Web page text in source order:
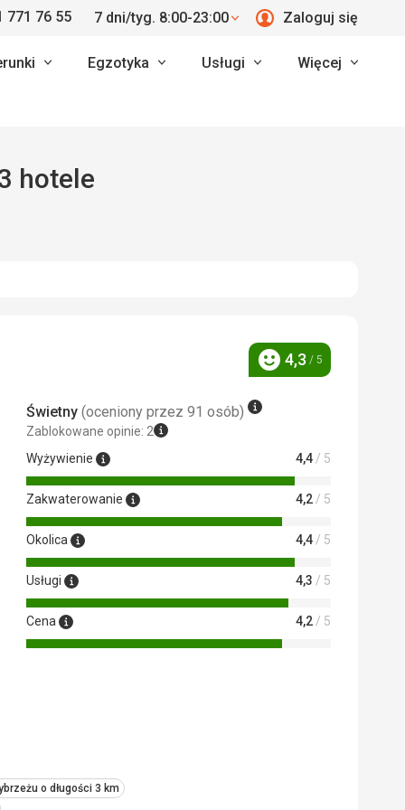
771 76 55 7 dni/tyg. 8:00-23:00 Zaloguj się
Egzotyka Usługi Więcej
hotele
Ocena
4,3 / 5
Świetny (oceniony przez 91 osób)
Zablokowane opinie: 2
Wyżywienie
4,4/ 5
Zakwaterowanie 4,2/ 5
Okolica 4,4/ 5
Usługi 4,3 / 5
Cena 4,2/ 5
o długości 3 km